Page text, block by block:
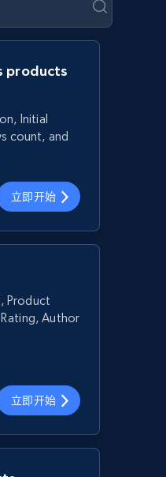
products
Initial
count, and
立即开始
Product
Author
立即开始